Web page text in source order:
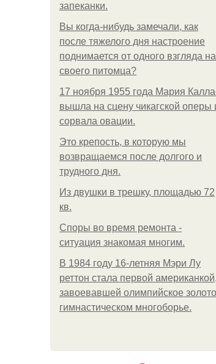
запеканки.
Вы когда-нибудь замечали, как
после тяжелого дня настроение
поднимается от одного взгляда на
своего питомца?
17 ноября 1955 года Мария
вышла на сцену чикагской оперы
сорвала овации.
Это крепость, в которую мы
возвращаемся после долгого и
трудного дня.
Из двушки в трешку, площадью 72
кв.
Споры во время ремонта -
ситуация знакомая многим.
В 1984 году 16-летняя Мэри Лу
реттон стала первой американкой,
завоевавшей олимпийское
гимнастическом многоборье.